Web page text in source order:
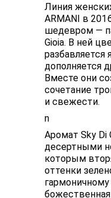
Линия
ARMANI в
шедевром —
Gioia. В ней
дополняется
Вместе они
сочетание
и свежести.
n
Аромат Sky Di
десертными
которым
оттенки